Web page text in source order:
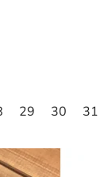
29 30 31